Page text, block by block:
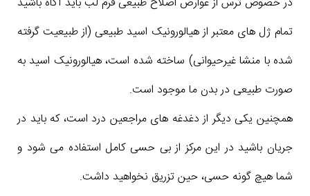
تمام ژل های معتبر از هیالورونیک اسید طبیعی (از طبیعیت گرفته
شده با منشا غیرحیوانی) ساخته شده است، هیالورونیک اسید به
صورت طبیعی در بدن ما موجود است.
همچنین یکی دیگر از دغدغه های مراجعین درد است، که باید در
جریان باشید در این مرکز از بی حسی کامل استفاده می شود و
شما هیچ گونه حسی، حین تزریق نخواهید داشت.